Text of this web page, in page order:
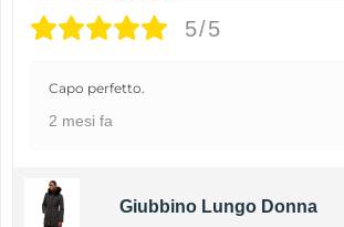
5/5
Capo perfetto.
2 mesi fa
Giubbino Lungo Donna